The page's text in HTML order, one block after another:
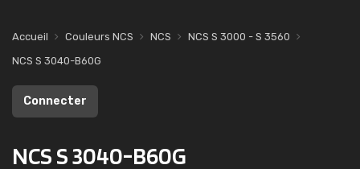
Accueil Couleurs NCS NCS
NCS S 3000 - S 3560
NCS S 3040-B60G
Connecter
NCS S 3040-B60G